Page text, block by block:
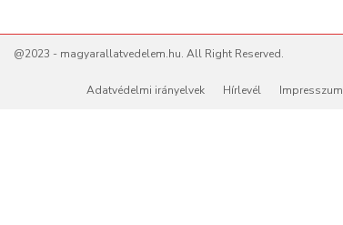
@2023 - magyarallatvedelem.hu. All Right Reserved.
Adatvédelmi irányelvek Hírlevél Impresszum